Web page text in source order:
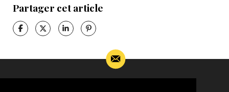
Partager cet article